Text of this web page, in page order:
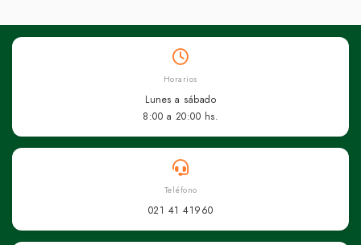
Horarios
Lunes a sábado
8:00 a 20:00 hs.
Teléfono
021 41 41960